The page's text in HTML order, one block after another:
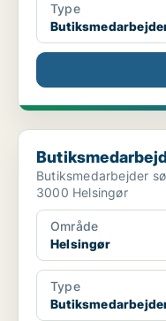
Type
Butiksmedarbejder i
Butiksmedarbejder
3000 Helsingør
Område
Helsingør
Type